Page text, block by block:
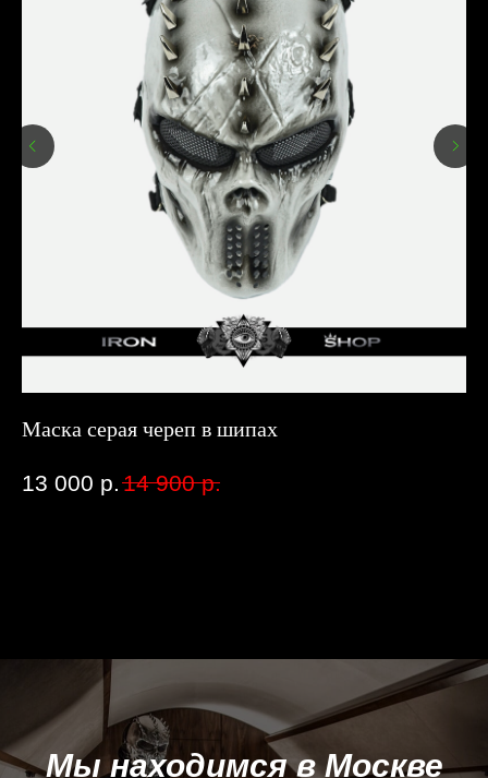
Маска серая череп в шипах
13 000 р. 14 900 р.
Мы находимся в Москве